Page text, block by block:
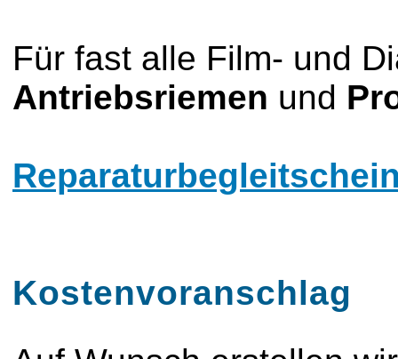
Für fast alle Film- und
Antriebsriemen und
Kostenvoranschlag